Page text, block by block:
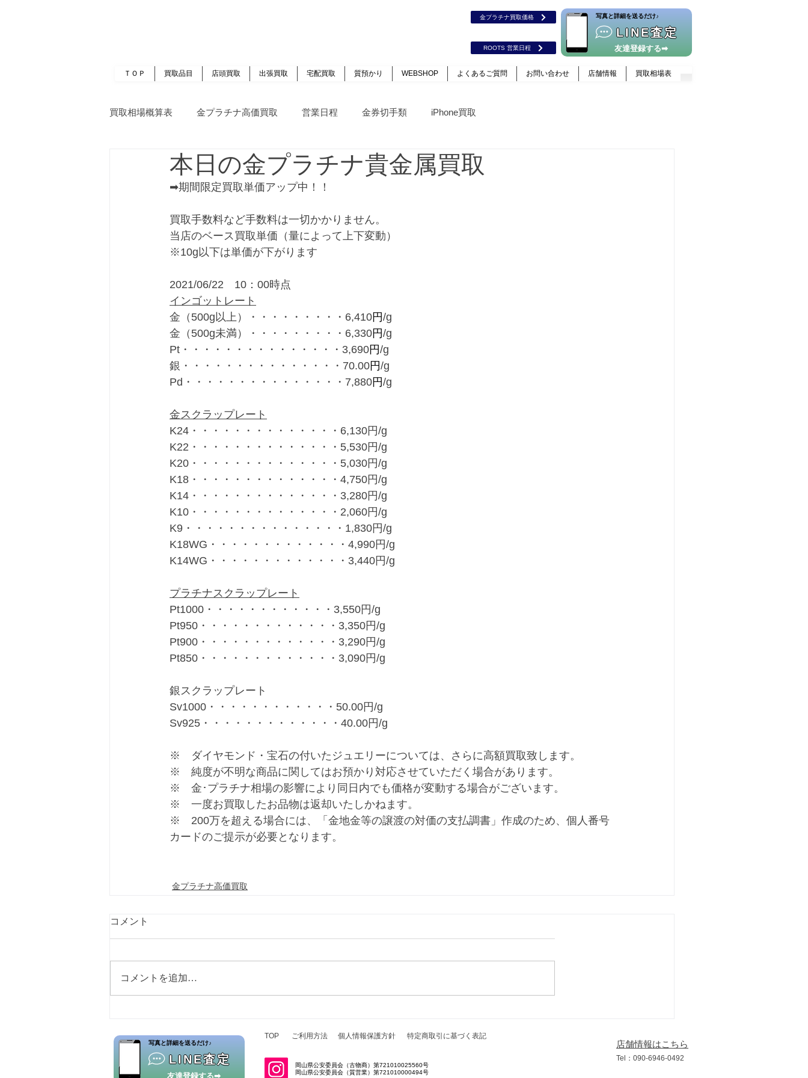
金プラチナ買取価格
ROOTS 営業日程
LINE査定
​写真と詳細を送るだけ♪
友達登録する➡
ＴＯＰ 買取品目 店頭買取 出張買取 宅配買取 質預かり WEBSHOP よくあるご質問 お問い合わせ 店舗情報 買取相場表
買取相場概算表 金プラチナ高価買取 営業日程 金券切手類 iPhone買取
本日の金プラチナ貴金属買取
➡期間限定買取単価アップ中！！
買取手数料など手数料は一切かかりません。
当店のベース買取単価（量によって上下変動）
※10g以下は単価が下がります
2021/06/22　10：00時点
インゴットレート
金（500g以上）・・・・・・・・・6,410円/g
金（500g未満）・・・・・・・・・6,330円/g
Pt・・・・・・・・・・・・・・・3,690円/g
銀・・・・・・・・・・・・・・・70.00円/g
Pd・・・・・・・・・・・・・・・7,880円/g
金スクラップレート
K24・・・・・・・・・・・・・・6,130円/g
K22・・・・・・・・・・・・・・5,530円/g
K20・・・・・・・・・・・・・・5,030円/g
K18・・・・・・・・・・・・・・4,750円/g
K14・・・・・・・・・・・・・・3,280円/g
K10・・・・・・・・・・・・・・2,060円/g
K9・・・・・・・・・・・・・・・1,830円/g
K18WG・・・・・・・・・・・・・4,990円/g
K14WG・・・・・・・・・・・・・3,440円/g
プラチナスクラップレート
Pt1000・・・・・・・・・・・・3,550円/g
Pt950・・・・・・・・・・・・・3,350円/g
Pt900・・・・・・・・・・・・・3,290円/g
Pt850・・・・・・・・・・・・・3,090円/g
銀スクラップレート
Sv1000・・・・・・・・・・・・50.00円/g
Sv925・・・・・・・・・・・・・40.00円/g
※　ダイヤモンド・宝石の付いたジュエリーについては、さらに高額買取致します。
※　純度が不明な商品に関してはお預かり対応させていただく場合があります。
※　金･プラチナ相場の影響により同日内でも価格が変動する場合がございます。
※　一度お買取したお品物は返却いたしかねます。
※　200万を超える場合には、「金地金等の譲渡の対価の支払調書」作成のため、個人番号
カードのご提示が必要となります。
金プラチナ高価買取
コメント
コメントを追加…
LINE査定
​写真と詳細を送るだけ♪
友達登録する➡
TOP ご利用方法 個人情報保護方針 特定商取引に基づく表記
岡山県公安委員会（古物商）第721010025560号
岡山県公安委員会（質営業）第721010000494号
店舗情報はこちら
​Tel：090-6946-0492